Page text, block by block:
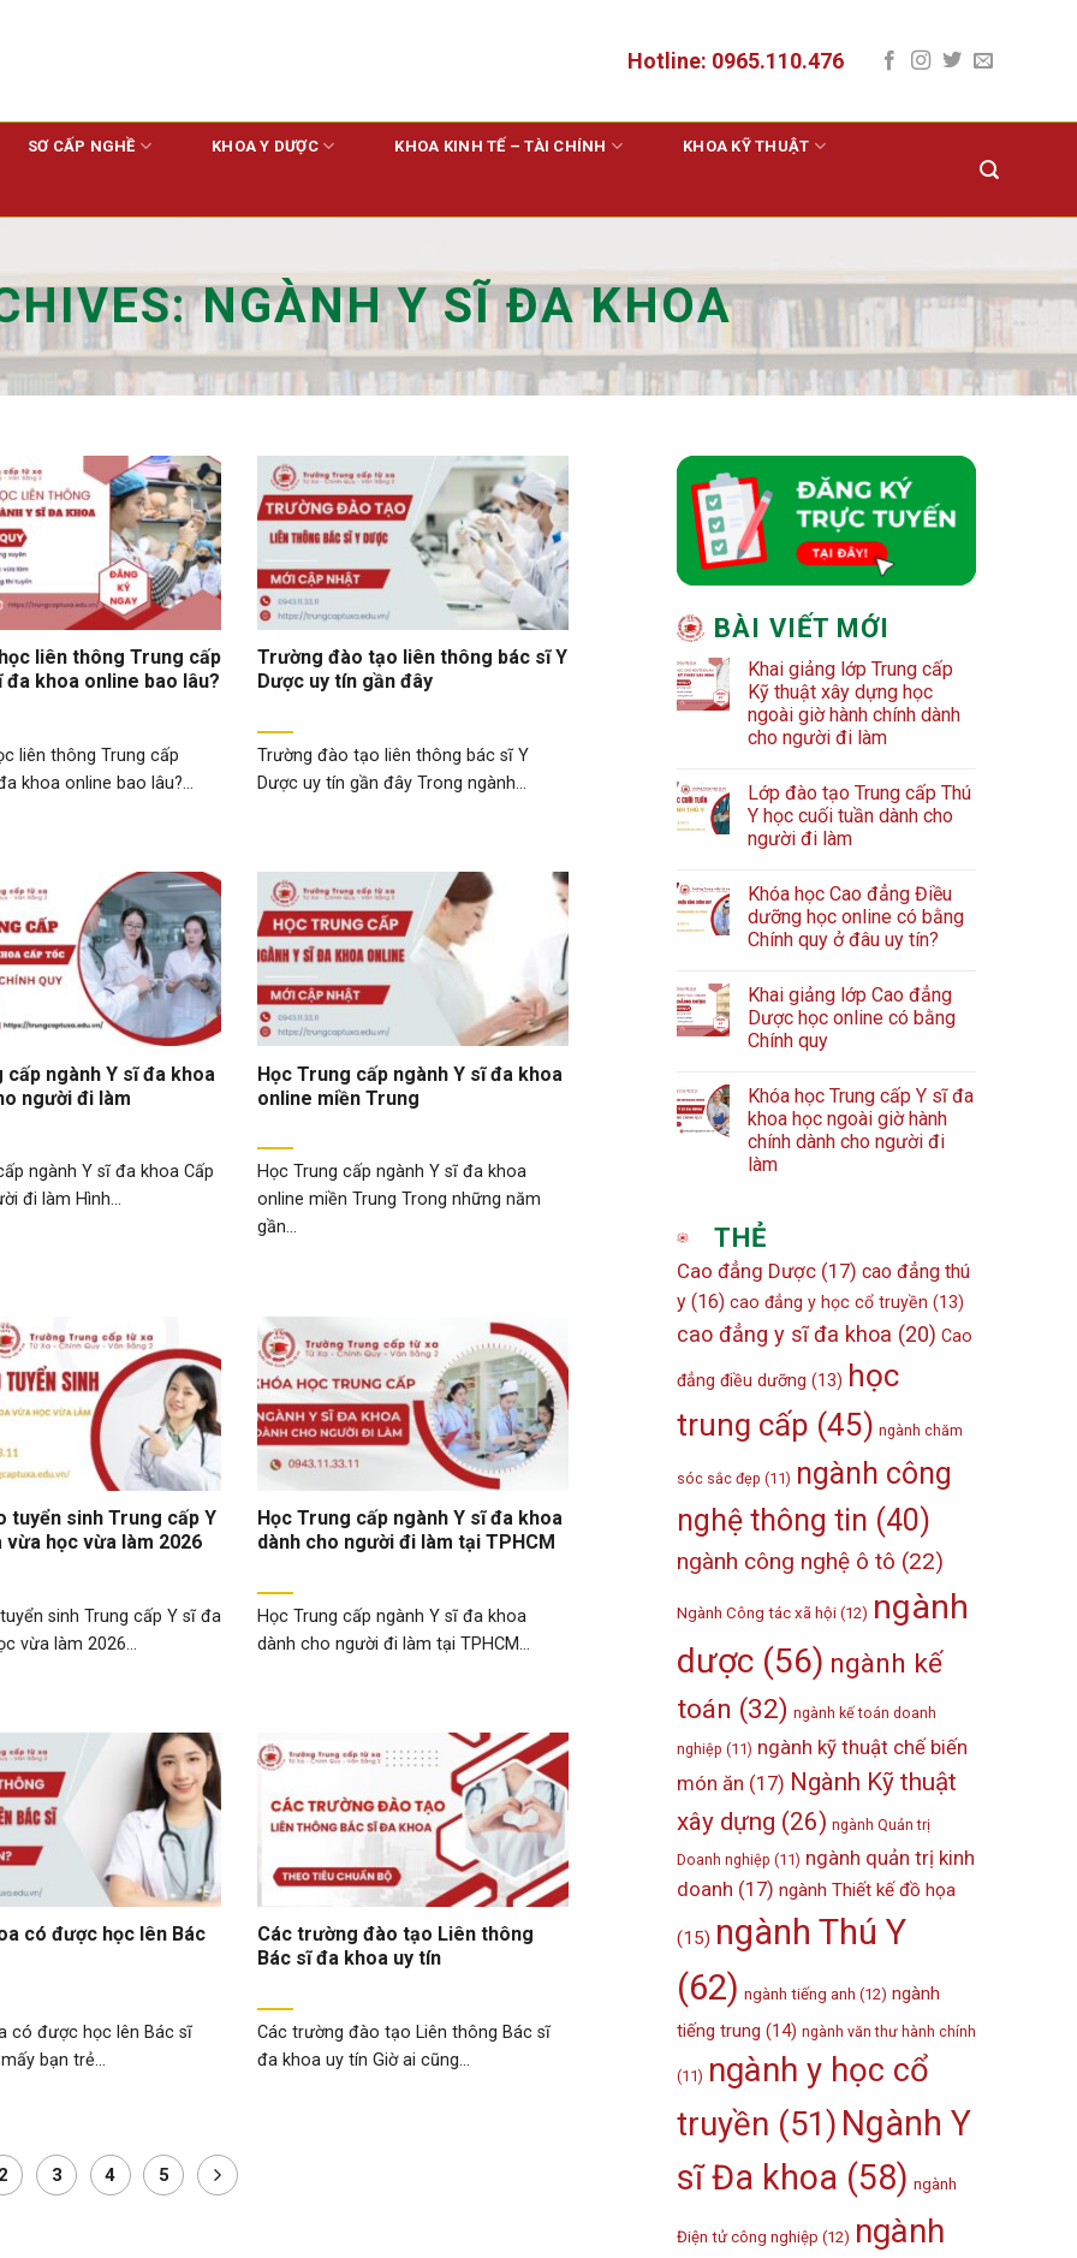
Hotline: 0965.110.476
SƠ CẤP NGHỀ KHOA Y DƯỢC KHOA KINH TẾ – TÀI CHÍNH KHOA KỸ THUẬT
NGÀNH Y SĨ ĐA KHOA
liên thông Trung cấp
đa khoa online bao lâu?
liên thông Trung cấp
khoa online bao lâu?...
Trường đào tạo liên thông bác sĩ Y
Dược uy tín gần đây
Trường đào tạo liên thông bác sĩ Y
Dược uy tín gần đây Trong ngành...
cấp ngành Y sĩ đa khoa
người đi làm
ngành Y sĩ đa khoa Cấp
đi làm Hình...
Học Trung cấp ngành Y sĩ đa khoa
online miền Trung
Học Trung cấp ngành Y sĩ đa khoa
online miền Trung Trong những năm
gần...
tuyển sinh Trung cấp Y
vừa học vừa làm 2026
sinh Trung cấp Y sĩ đa
vừa làm 2026...
Học Trung cấp ngành Y sĩ đa khoa
dành cho người đi làm tại TPHCM
Học Trung cấp ngành Y sĩ đa khoa
dành cho người đi làm tại TPHCM...
có được học lên Bác
có được học lên Bác sĩ
bạn trẻ...
Các trường đào tạo Liên thông
Bác sĩ đa khoa uy tín
Các trường đào tạo Liên thông Bác sĩ
đa khoa uy tín Giờ ai cũng...
3 4 5
BÀI VIẾT MỚI
Khai giảng lớp Trung cấp
Kỹ thuật xây dựng học
ngoài giờ hành chính dành
cho người đi làm
Lớp đào tạo Trung cấp Thú
Y học cuối tuần dành cho
người đi làm
Khóa học Cao đẳng Điều
dưỡng học online có bằng
Chính quy ở đâu uy tín?
Khai giảng lớp Cao đẳng
Dược học online có bằng
Chính quy
Khóa học Trung cấp Y sĩ đa
khoa học ngoài giờ hành
chính dành cho người đi
làm
THẺ
Cao đẳng Dược (17) cao đẳng thú
y (16) cao đẳng y học cổ truyền (13)
cao đẳng y sĩ đa khoa (20) Cao
đẳng điều dưỡng (13) học
trung cấp (45) ngành chăm
sóc sắc đẹp (11) ngành công
nghệ thông tin (40)
ngành công nghệ ô tô (22)
Ngành Công tác xã hội (12) ngành
dược (56) ngành kế
toán (32) ngành kế toán doanh
nghiệp (11) ngành kỹ thuật chế biến
món ăn (17) Ngành Kỹ thuật
xây dựng (26) ngành Quản trị
Doanh nghiệp (11) ngành quản trị kinh
doanh (17) ngành Thiết kế đồ họa
(15) ngành Thú Y
(62) ngành tiếng anh (12) ngành
tiếng trung (14) ngành văn thư hành chính
(11) ngành y học cổ
truyền (51) Ngành Y
sĩ Đa khoa (58) ngành
Điện tử công nghiệp (12) ngành